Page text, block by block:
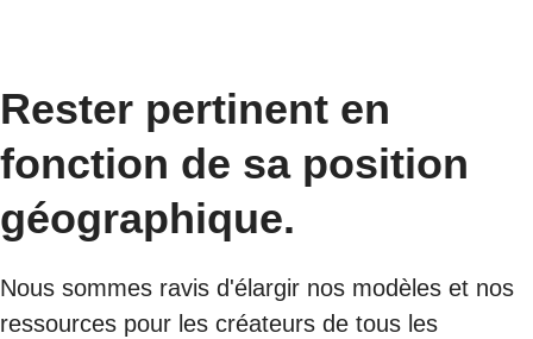
Rester pertinent en
fonction de sa position
géographique.
Nous sommes ravis d'élargir nos modèles et nos
ressources pour les créateurs de tous les